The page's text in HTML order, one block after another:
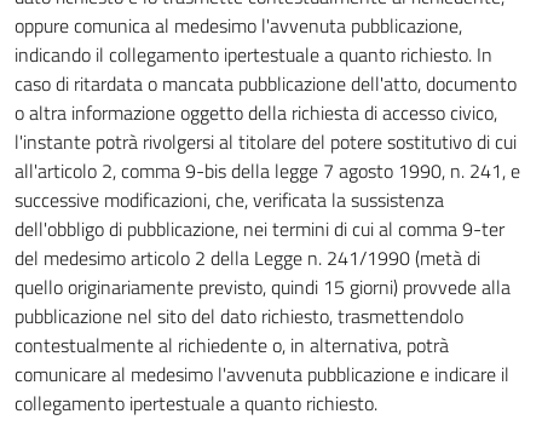
oppure comunica al medesimo l'avvenuta pubblicazione,
indicando il collegamento ipertestuale a quanto richiesto. In
caso di ritardata o mancata pubblicazione dell'atto, documento
o altra informazione oggetto della richiesta di accesso civico,
l'instante potrà rivolgersi al titolare del potere sostitutivo di cui
all'articolo 2, comma 9-bis della legge 7 agosto 1990, n. 241, e
successive modificazioni, che, verificata la sussistenza
dell'obbligo di pubblicazione, nei termini di cui al comma 9-ter
del medesimo articolo 2 della Legge n. 241/1990 (metà di
quello originariamente previsto, quindi 15 giorni) provvede alla
pubblicazione nel sito del dato richiesto, trasmettendolo
contestualmente al richiedente o, in alternativa, potrà
comunicare al medesimo l'avvenuta pubblicazione e indicare il
collegamento ipertestuale a quanto richiesto.